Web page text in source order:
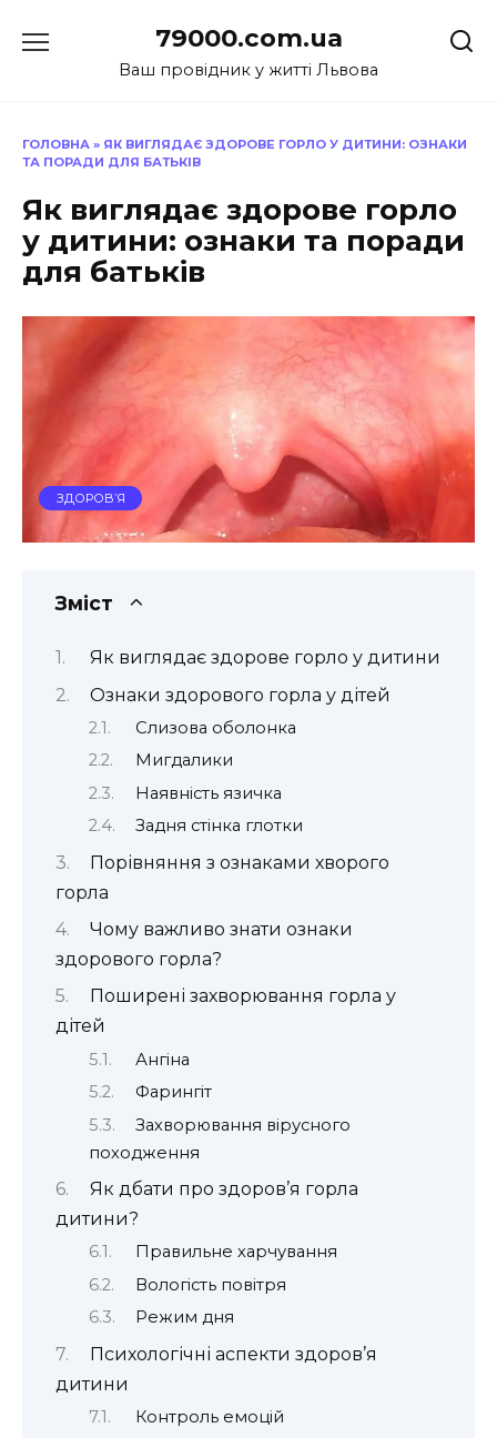
до
79000.com.ua
Ваш провідник у житті Львова
ГОЛОВНА » ЯК ВИГЛЯДАЄ ЗДОРОВЕ ГОРЛО У ДИТИНИ: ОЗНАКИ
ТА ПОРАДИ ДЛЯ БАТЬКІВ
Як виглядає здорове горло
у дитини: ознаки та поради
для батьків
ЗДОРОВ’Я
Зміст
Як виглядає здорове горло у дитини
Ознаки здорового горла у дітей
Слизова оболонка
Мигдалики
Наявність язичка
Задня стінка глотки
Порівняння з ознаками хворого
горла
Чому важливо знати ознаки
здорового горла?
Поширені захворювання горла у
дітей
Ангіна
Фарингіт
Захворювання вірусного
походження
Як дбати про здоров’я горла
дитини?
Правильне харчування
Вологість повітря
Режим дня
Психологічні аспекти здоров’я
дитини
Контроль емоцій